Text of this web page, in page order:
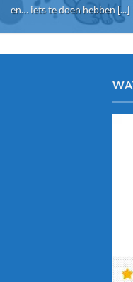
en… iets te doen hebben [...]